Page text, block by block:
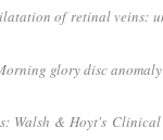
of retinal veins:
glory disc
Walsh & Hoyt's